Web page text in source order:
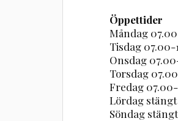
Öppettider
Måndag
Tisdag 07.00-
Onsdag
Torsdag
Fredag
Lördag stängt
Söndag stängt